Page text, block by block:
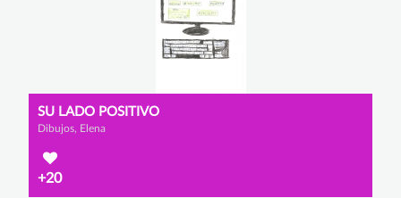
SU LADO POSITIVO
Dibujos, Elena
+20